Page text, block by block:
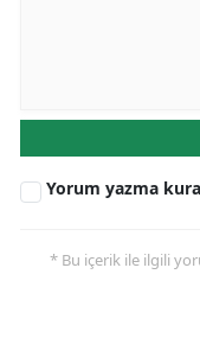
Yorum yazma
* Bu içerik ile ilgili